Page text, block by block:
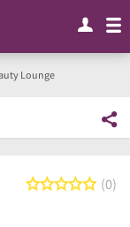
Lounge
00